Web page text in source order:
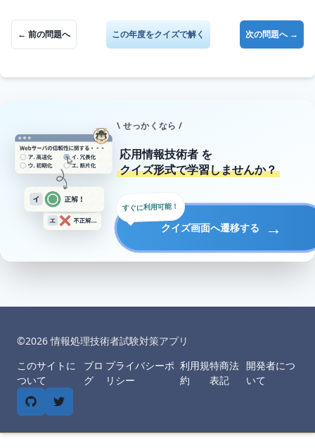
← 前の問題へ この年度をクイズで解く 次の問題へ →
\ せっかくなら /
応用情報技術者 を
クイズ形式で学習しませんか？
クイズ画面へ遷移する →
すぐに利用可能！
©︎2026情報処理技術者試験対策アプリ
このサイトに
ついて
ブロ
グ
プライバシーポ
リシー
利用規
約
特商法
表記
開発者につ
いて